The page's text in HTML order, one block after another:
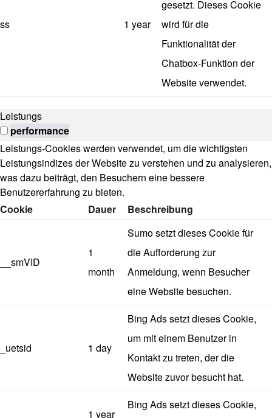
ss 1 year
gesetzt. Dieses Cookie
wird für die
Funktionalität der
Chatbox-Funktion der
Website verwendet.
Leistungs
performance
Leistungs-Cookies werden verwendet, um die wichtigsten
Leistungsindizes der Website zu verstehen und zu analysieren,
was dazu beiträgt, den Besuchern eine bessere
Benutzererfahrung zu bieten.
Cookie
Dauer Beschreibung
__smVID
1
month
Sumo setzt dieses Cookie für
die Aufforderung zur
Anmeldung, wenn Besucher
eine Website besuchen.
_uetsid 1 day
Bing Ads setzt dieses Cookie,
um mit einem Benutzer in
Kontakt zu treten, der die
Website zuvor besucht hat.
1 year
Bing Ads setzt dieses Cookie,